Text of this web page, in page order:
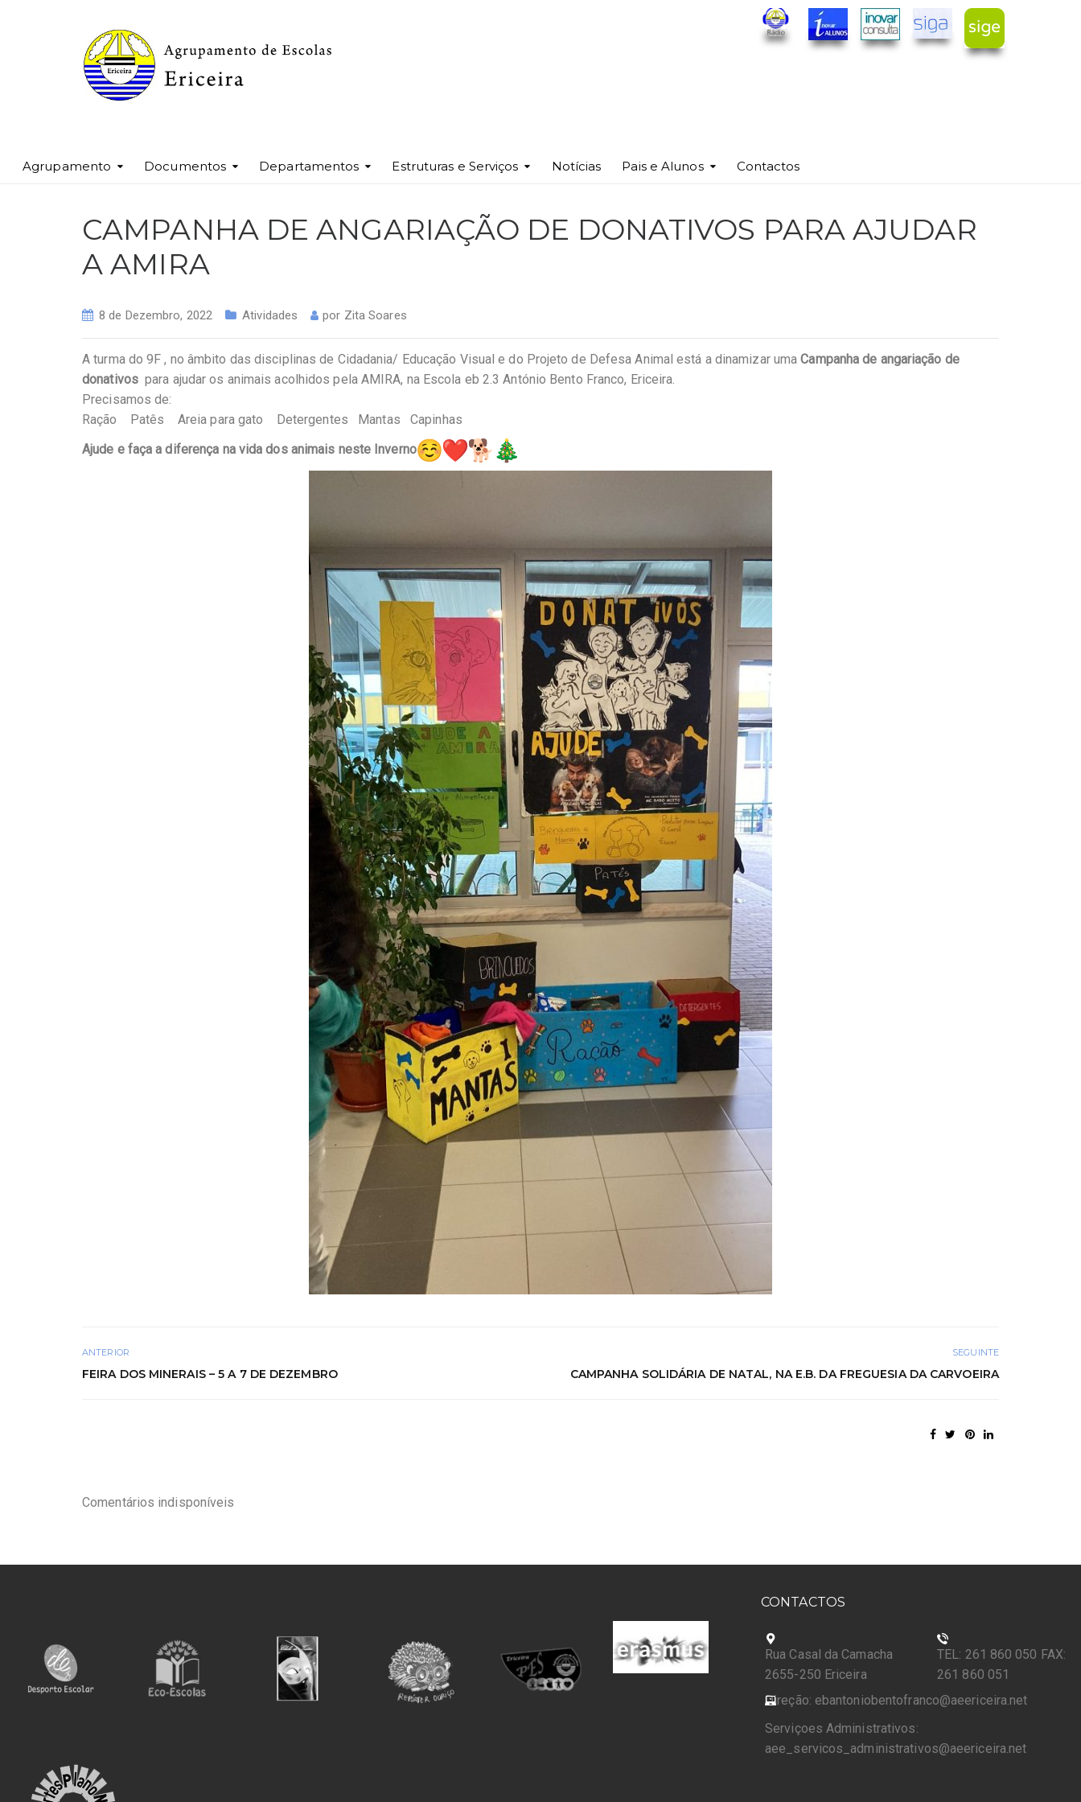
Agrupamento Documentos Departamentos Estruturas e Serviços Notícias Pais e Alunos Contactos
CAMPANHA DE ANGARIAÇÃO DE DONATIVOS PARA AJUDAR
A AMIRA
8 de Dezembro, 2022 Atividades por Zita Soares
A turma do 9F , no âmbito das disciplinas de Cidadania/ Educação Visual e do Projeto de Defesa Animal está a dinamizar umaCampanha de angariação de
donativospara ajudar os animais acolhidos pela AMIRA, na Escola eb 2.3 António Bento Franco, Ericeira.
Precisamos de:
Ração Patês Areia para gato Detergentes Mantas Capinhas
Ajude e faça a diferença na vida dos animais neste Inverno
ANTERIOR
FEIRA DOS MINERAIS – 5 A 7 DE DEZEMBRO
SEGUINTE
CAMPANHA SOLIDÁRIA DE NATAL, NA E.B. DA FREGUESIA DA CARVOEIRA
Comentários indisponíveis
CONTACTOS
Rua Casal da Camacha
2655-250 Ericeira
TEL: 261 860 050 FAX:
261 860 051
Direção: ebantoniobentofranco@aeericeira.net
Serviçoes Administrativos:
aee_servicos_administrativos@aeericeira.net